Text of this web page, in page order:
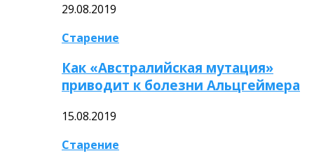
29.08.2019
Старение
Как «Австралийская мутация»
приводит к болезни Альцгеймера
15.08.2019
Старение